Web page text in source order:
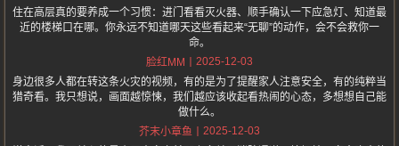
住在高层真的要养成一个习惯：进门看看灭火器、顺手确认一下应急灯、知道最
近的楼梯口在哪。你永远不知道哪天这些看起来“无聊”的动作，会不会救你一
命。
脸红MM
2025-12-03
身边很多人都在转这条火灾的视频，有的是为了提醒家人注意安全，有的纯粹当
猎奇看。我只想说，画面越惊悚，我们越应该收起看热闹的心态，多想想自己能
做什么。
芥末小章鱼
2025-12-03